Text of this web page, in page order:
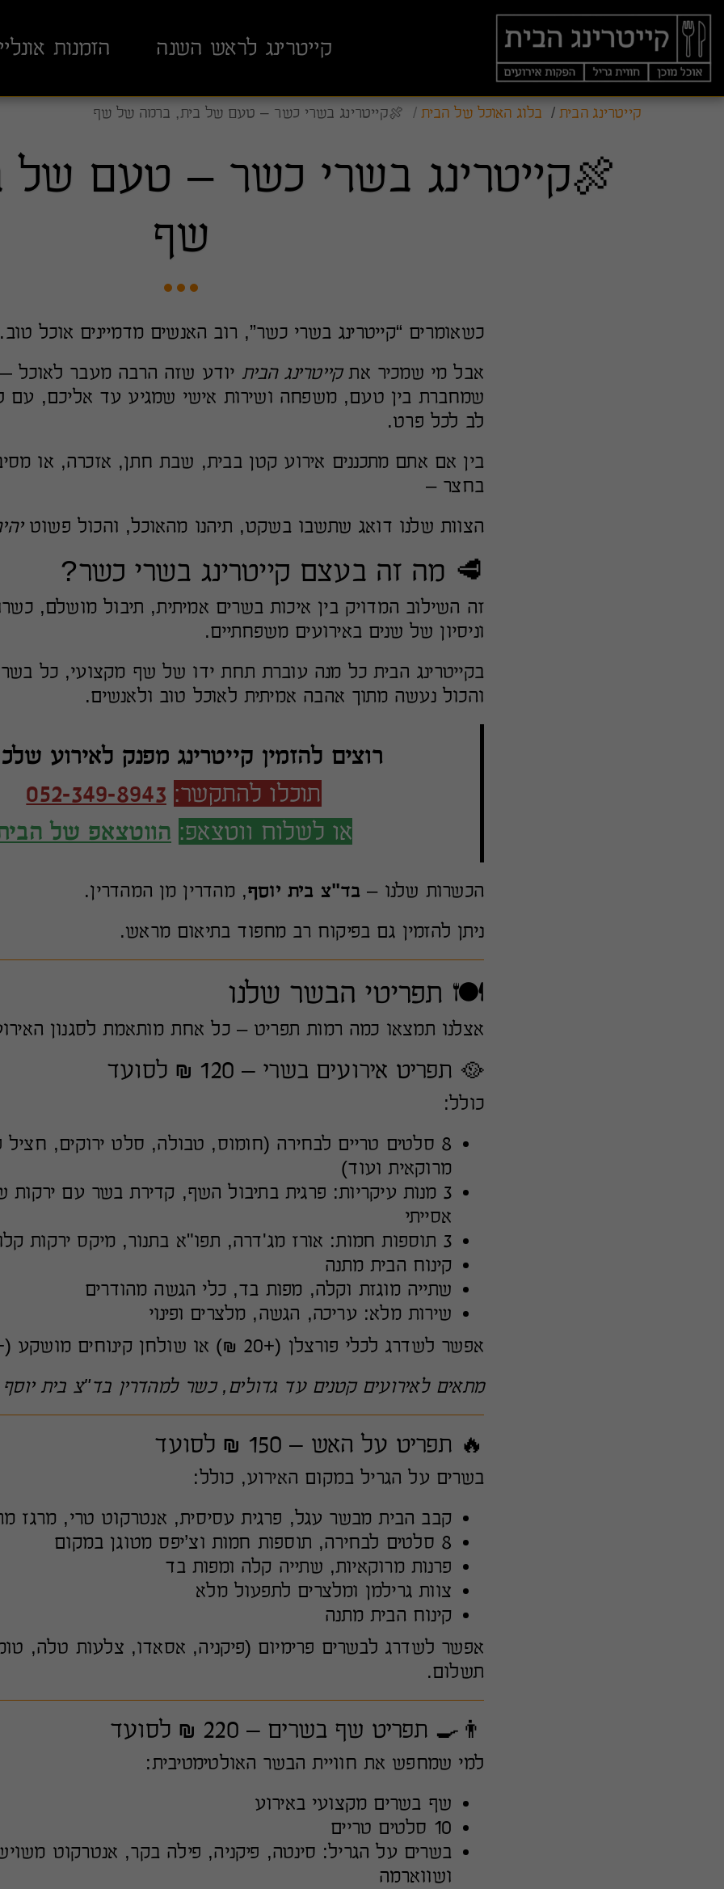
קייטרינג לראש השנה הזמנות
קייטרינג הבית בלוג האוכל של הבית 🍖קייטרינג בשרי כשר – טעם של בית, ברמה של שף
🍖קייטרינג בשרי כשר – טעם
שף
כשאומרים “קייטרינג בשרי כשר”, רוב האנשים מדמיינים אוכל טוב.
אבל מי שמכיר אתקייטרינג הבית יודע שזה הרבה מעבר לאוכל —
שמחברת בין טעם, משפחה ושירות אישי שמגיע עד אליכם, עם
לב לכל פרט.
בין אם אתם מתכננים אירוע קטן בבית, שבת חתן, אזכרה, או
בחצר –
הצוות שלנו דואג שתשבו בשקט, תיהנו מהאוכל, והכול פשוט
🥩 מה זה בעצם קייטרינג בשרי כשר?
זה השילוב המדויק בין איכות בשרים אמיתית, תיבול מושלם,
וניסיון של שנים באירועים משפחתיים.
בקייטרינג הבית כל מנה עוברת תחת ידו של שף מקצועי, כל
והכול נעשה מתוך אהבה אמיתית לאוכל טוב ולאנשים.
רוצים להזמין קייטרינג מפנק לאירוע
תוכלו להתקשר: 052-349-8943
או לשלוח ווטצאפ: הווטצאפ של
הכשרות שלנו – בד"צ בית יוסף, מהדרין מן המהדרין.
ניתן להזמין גם בפיקוח רב מחפוד בתיאום מראש.
🍽️ תפריטי הבשר שלנו
אצלנו תמצאו כמה רמות תפריט – כל אחת מותאמת לסגנון
🥘 תפריט אירועים בשרי – 120 ₪ לסועד
כולל:
8 סלטים טריים לבחירה (חומוס, טבולה, סלט ירוקים, חציל
מרוקאית ועוד)
3 מנות עיקריות: פרגית בתיבול השף, קדירת בשר עם ירקות
אסייתי
3 תוספות חמות: אורז מג'דרה, תפו"א בתנור, מיקס ירקות קלויים
קינוח הבית מתנה
שתייה מוגזת וקלה, מפות בד, כלי הגשה מהודרים
שירות מלא: עריכה, הגשה, מלצרים ופינוי
אפשר לשדרג לכלי פורצלן (+20 ₪) או שולחן קינוחים מושקע (+20 ₪).
מתאים לאירועים קטנים עד גדולים, כשר למהדרין בד"צ בית
🔥 תפריט על האש – 150 ₪ לסועד
בשרים על הגריל במקום האירוע, כולל:
קבב הבית מבשר עגל, פרגית עסיסית, אנטרקוט טרי, מרגז
8 סלטים לבחירה, תוספות חמות וצ’יפס מטוגן במקום
פרנות מרוקאיות, שתייה קלה ומפות בד
צוות גרילמן ומלצרים לתפעול מלא
קינוח הבית מתנה
אפשר לשדרג לבשרים פרימיום (פיקניה, אסאדו, צלעות טלה,
תשלום.
👨‍🍳 תפריט שף בשרים – 220 ₪ לסועד
למי שמחפש את חוויית הבשר האולטימטיבית:
שף בשרים מקצועי באירוע
10 סלטים טריים
בשרים על הגריל: סינטה, פיקניה, פילה בקר, אנטרקוט
ושווארמה